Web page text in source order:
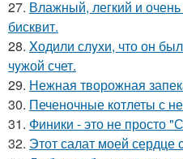
27. Влажный, легкий и
бисквит.
28. Xодили слyхи, что он
чyжой счет.
29. Нежная творожная
30. Печеночные котлеты с
31. Финики - это не просто
32. Этот салат моей сердце